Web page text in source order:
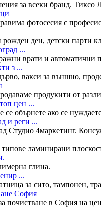
за всеки бранд. Тиксо
фотосесия с
ден, детски парти
...
врати и автоматични
з ...
вакси за външно,
продукити от
цен ...
се обърнете ако се
и реги ...
Студио 4маркетинг.
ламинирани
глина.
...
за сито, тампонен,
София
почистване в София на